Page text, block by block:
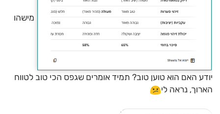
מישהו
יודע האם הוא טוען טוב? תמיד אומרים שגפס הכי טוב לטווח
הארוך, נראה לי